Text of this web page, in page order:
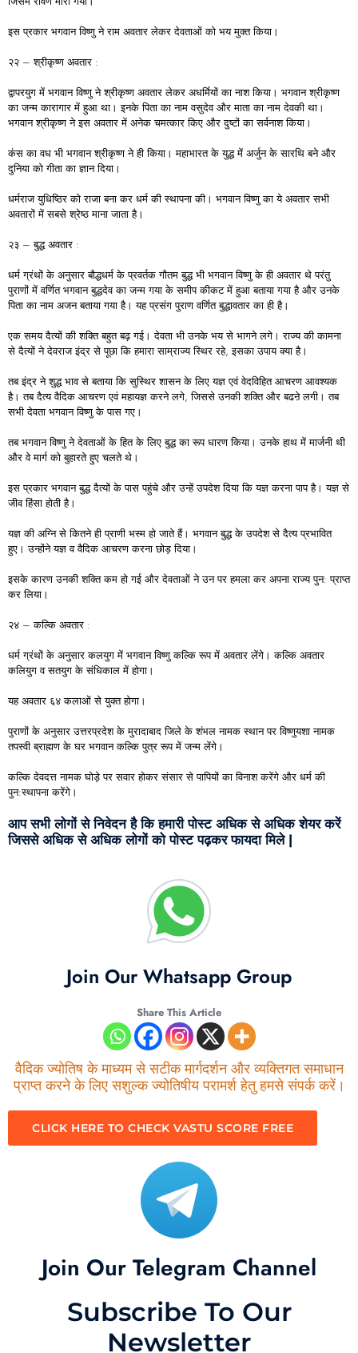
इस प्रकार भगवान विष्णु ने राम अवतार लेकर देवताओं को भय मुक्त किया।
२२ – श्रीकृष्ण अवतार :
द्वापरयुग में भगवान विष्णु ने श्रीकृष्ण अवतार लेकर अधर्मियों का नाश किया। भगवान श्रीकृष्ण
का जन्म कारागार में हुआ था। इनके पिता का नाम वसुदेव और माता का नाम देवकी था।
भगवान श्रीकृष्ण ने इस अवतार में अनेक चमत्कार किए और दुष्टों का सर्वनाश किया।
कंस का वध भी भगवान श्रीकृष्ण ने ही किया। महाभारत के युद्ध में अर्जुन के सारथि बने और
दुनिया को गीता का ज्ञान दिया।
धर्मराज युधिष्ठिर को राजा बना कर धर्म की स्थापना की। भगवान विष्णु का ये अवतार सभी
अवतारों में सबसे श्रेष्ठ माना जाता है।
२३ – बुद्ध अवतार :
धर्म ग्रंथों के अनुसार बौद्धधर्म के प्रवर्तक गौतम बुद्ध भी भगवान विष्णु के ही अवतार थे परंतु
पुराणों में वर्णित भगवान बुद्धदेव का जन्म गया के समीप कीकट में हुआ बताया गया है और उनके
पिता का नाम अजन बताया गया है। यह प्रसंग पुराण वर्णित बुद्धावतार का ही है।
एक समय दैत्यों की शक्ति बहुत बढ़ गई। देवता भी उनके भय से भागने लगे। राज्य की कामना
से दैत्यों ने देवराज इंद्र से पूछा कि हमारा साम्राज्य स्थिर रहे, इसका उपाय क्या है।
तब इंद्र ने शुद्ध भाव से बताया कि सुस्थिर शासन के लिए यज्ञ एवं वेदविहित आचरण आवश्यक
है। तब दैत्य वैदिक आचरण एवं महायज्ञ करने लगे, जिससे उनकी शक्ति और बढऩे लगी। तब
सभी देवता भगवान विष्णु के पास गए।
तब भगवान विष्णु ने देवताओं के हित के लिए बुद्ध का रूप धारण किया। उनके हाथ में मार्जनी थी
और वे मार्ग को बुहारते हुए चलते थे।
इस प्रकार भगवान बुद्ध दैत्यों के पास पहुंचे और उन्हें उपदेश दिया कि यज्ञ करना पाप है। यज्ञ से
जीव हिंसा होती है।
यज्ञ की अग्नि से कितने ही प्राणी भस्म हो जाते हैं। भगवान बुद्ध के उपदेश से दैत्य प्रभावित
हुए। उन्होंने यज्ञ व वैदिक आचरण करना छोड़ दिया।
इसके कारण उनकी शक्ति कम हो गई और देवताओं ने उन पर हमला कर अपना राज्य पुन: प्राप्त
कर लिया।
२४ – कल्कि अवतार :
धर्म ग्रंथों के अनुसार कलयुग में भगवान विष्णु कल्कि रूप में अवतार लेंगे। कल्कि अवतार
कलियुग व सतयुग के संधिकाल में होगा।
यह अवतार ६४ कलाओं से युक्त होगा।
पुराणों के अनुसार उत्तरप्रदेश के मुरादाबाद जिले के शंभल नामक स्थान पर विष्णुयशा नामक
तपस्वी ब्राह्मण के घर भगवान कल्कि पुत्र रूप में जन्म लेंगे।
कल्कि देवदत्त नामक घोड़े पर सवार होकर संसार से पापियों का विनाश करेंगे और धर्म की
पुन:स्थापना करेंगे।
आप सभी लोगों से निवेदन है कि हमारी पोस्ट अधिक से अधिक शेयर करें
जिससे अधिक से अधिक लोगों को पोस्ट पढ़कर फायदा मिले |
Join Our Whatsapp Group
Share This Article
वैदिक ज्योतिष के माध्यम से सटीक मार्गदर्शन और व्यक्तिगत समाधान
प्राप्त करने के लिए सशुल्क ज्योतिषीय परामर्श हेतु हमसे संपर्क करें।
CLICK HERE TO CHECK VASTU SCORE FREE
Join Our Telegram Channel
Subscribe To Our
Newsletter